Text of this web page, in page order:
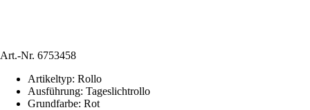
Art.-Nr. 6753458
Artikeltyp: Rollo
Ausführung: Tageslichtrollo
Grundfarbe: Rot